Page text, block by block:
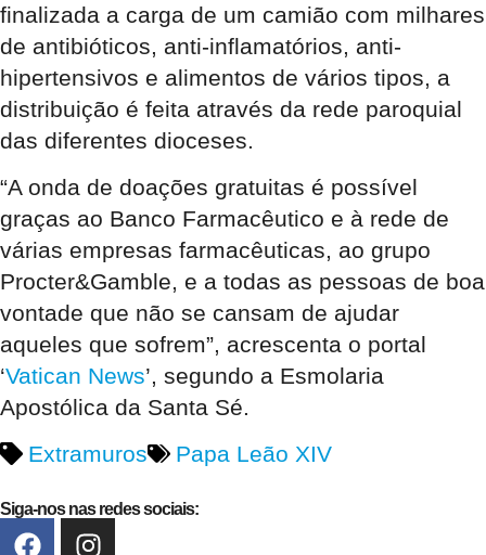
finalizada a carga de um camião com milhares
de antibióticos, anti-inflamatórios, anti-
hipertensivos e alimentos de vários tipos, a
distribuição é feita através da rede paroquial
das diferentes dioceses.
“A onda de doações gratuitas é possível
graças ao Banco Farmacêutico e à rede de
várias empresas farmacêuticas, ao grupo
Procter&Gamble, e a todas as pessoas de boa
vontade que não se cansam de ajudar
aqueles que sofrem”, acrescenta o portal
‘Vatican News’, segundo a Esmolaria
Apostólica da Santa Sé.
Extramuros
Papa Leão XIV
Siga-nos nas redes sociais: